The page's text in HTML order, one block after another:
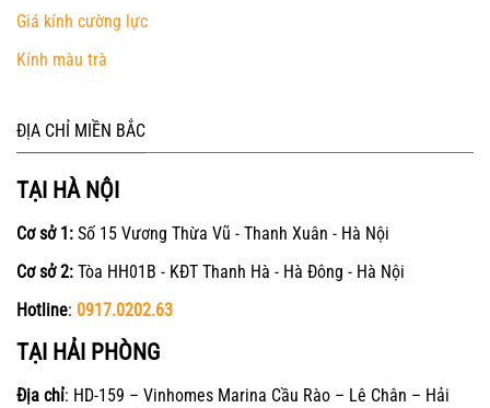
Giá kính cường lực
Kính màu trà
ĐỊA CHỈ MIỀN BẮC
TẠI HÀ NỘI
Cơ sở 1: Số 15 Vương Thừa Vũ - Thanh Xuân - Hà Nội
Cơ sở 2: Tòa HH01B - KĐT Thanh Hà - Hà Đông - Hà Nội
Hotline: 0917.0202.63
TẠI HẢI PHÒNG
Địa chỉ: HD-159 – Vinhomes Marina Cầu Rào – Lê Chân – Hải